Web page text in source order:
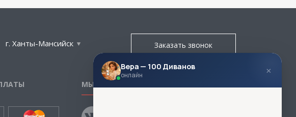
г. Ханты-Мансийск Заказать звонок
МЫ В СОЦСЕТЯХ
Вера — 100 Диванов
онлайн ×